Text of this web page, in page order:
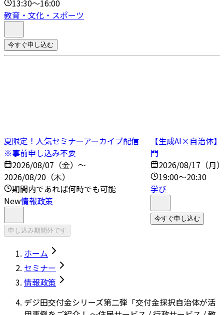
13:30～16:00
教育・文化・スポーツ
今すぐ申し込む
夏限定！人気セミナーアーカイブ配信
※事前申し込み不要
2026/08/07（金）～
2026/08/20（木）
期間内であれば何時でも可能
New情報政策
申し込み期間外です
【生成AI×自治体
門
2026/08/17（月
19:00～20:30
学び
今すぐ申し込む
ホーム
セミナー
情報政策
デジ田交付金シリーズ第二弾「交付金採択自治体が活